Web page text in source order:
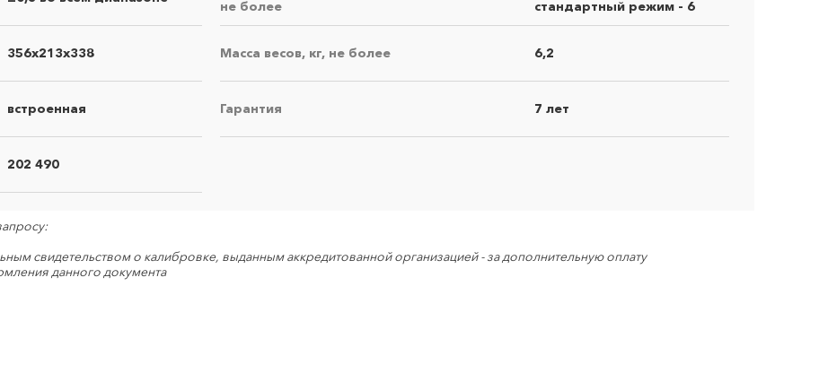
не более
стандартный режим - 6
356х213х338 Масса весов, кг, не более 6,2
встроенная Гарантия 7 лет
202 490
свидетельством о калибровке, выданным аккредитованной организацией - за дополнительную оплату
данного документа
Поиск ×
Правила направления оборудования в
ремонт
×
полной комплектации с руководством по
эксплуатации
• к оборудованию обязательно прилагается
×